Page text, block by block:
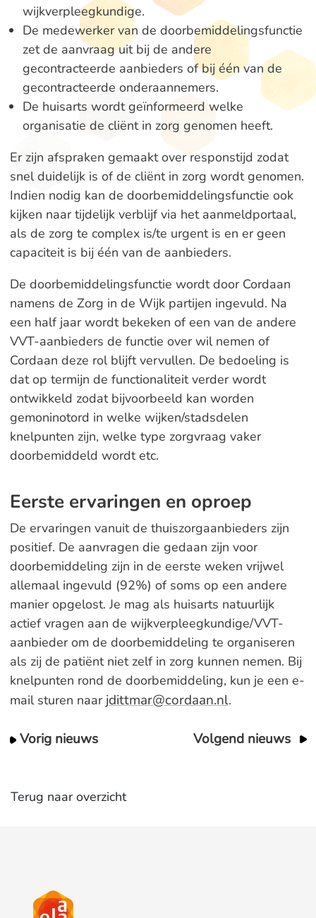
wijkverpleegkundige.
De medewerker van de doorbemiddelingsfunctie
zet de aanvraag uit bij de andere
gecontracteerde aanbieders of bij één van de
gecontracteerde onderaannemers.
De huisarts wordt geïnformeerd welke
organisatie de cliënt in zorg genomen heeft.
Er zijn afspraken gemaakt over responstijd zodat
snel duidelijk is of de cliënt in zorg wordt genomen.
Indien nodig kan de doorbemiddelingsfunctie ook
kijken naar tijdelijk verblijf via het aanmeldportaal,
als de zorg te complex is/te urgent is en er geen
capaciteit is bij één van de aanbieders.
De doorbemiddelingsfunctie wordt door Cordaan
namens de Zorg in de Wijk partijen ingevuld. Na
een half jaar wordt bekeken of een van de andere
VVT-aanbieders de functie over wil nemen of
Cordaan deze rol blijft vervullen. De bedoeling is
dat op termijn de functionaliteit verder wordt
ontwikkeld zodat bijvoorbeeld kan worden
gemoninotord in welke wijken/stadsdelen
knelpunten zijn, welke type zorgvraag vaker
doorbemiddeld wordt etc.
Eerste ervaringen en oproep
De ervaringen vanuit de thuiszorgaanbieders zijn
positief. De aanvragen die gedaan zijn voor
doorbemiddeling zijn in de eerste weken vrijwel
allemaal ingevuld (92%) of soms op een andere
manier opgelost. Je mag als huisarts natuurlijk
actief vragen aan de wijkverpleegkundige/VVT-
aanbieder om de doorbemiddeling te organiseren
als zij de patiënt niet zelf in zorg kunnen nemen. Bij
knelpunten rond de doorbemiddeling, kun je een e-
mail sturen naar jdittmar@cordaan.nl.
Vorig nieuws Volgend nieuws
Terug naar overzicht